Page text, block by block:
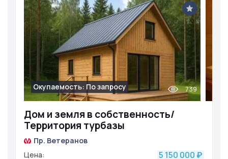
Дом и земля в собственность/
Территория турбазы
Окупаемость: По запросу 739
Пр. Ветеранов
Цена:
5 150 000 ₽